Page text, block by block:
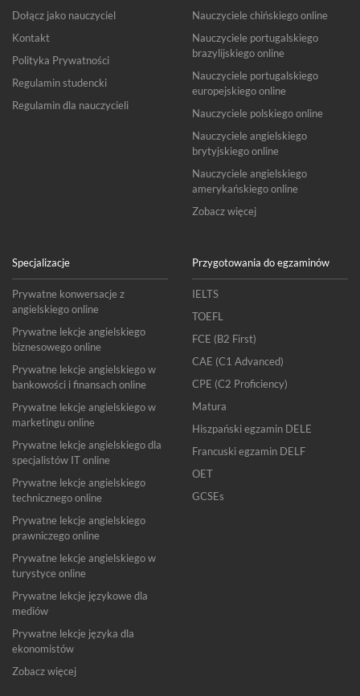
Dołącz jako nauczyciel
Kontakt
Polityka Prywatności
Regulamin studencki
Regulamin dla nauczycieli
Nauczyciele chińskiego online
Nauczyciele portugalskiego
brazylijskiego online
Nauczyciele portugalskiego
europejskiego online
Nauczyciele polskiego online
Nauczyciele angielskiego
brytyjskiego online
Nauczyciele angielskiego
amerykańskiego online
Zobacz więcej
Specjalizacje
Prywatne konwersacje z
angielskiego online
Prywatne lekcje angielskiego
biznesowego online
Prywatne lekcje angielskiego w
bankowości i finansach online
Prywatne lekcje angielskiego w
marketingu online
Prywatne lekcje angielskiego dla
specjalistów IT online
Prywatne lekcje angielskiego
technicznego online
Prywatne lekcje angielskiego
prawniczego online
Prywatne lekcje angielskiego w
turystyce online
Prywatne lekcje językowe dla
mediów
Prywatne lekcje języka dla
ekonomistów
Zobacz więcej
Przygotowania do egzaminów
IELTS
TOEFL
FCE (B2 First)
CAE (C1 Advanced)
CPE (C2 Proficiency)
Matura
Hiszpański egzamin DELE
Francuski egzamin DELF
OET
GCSEs